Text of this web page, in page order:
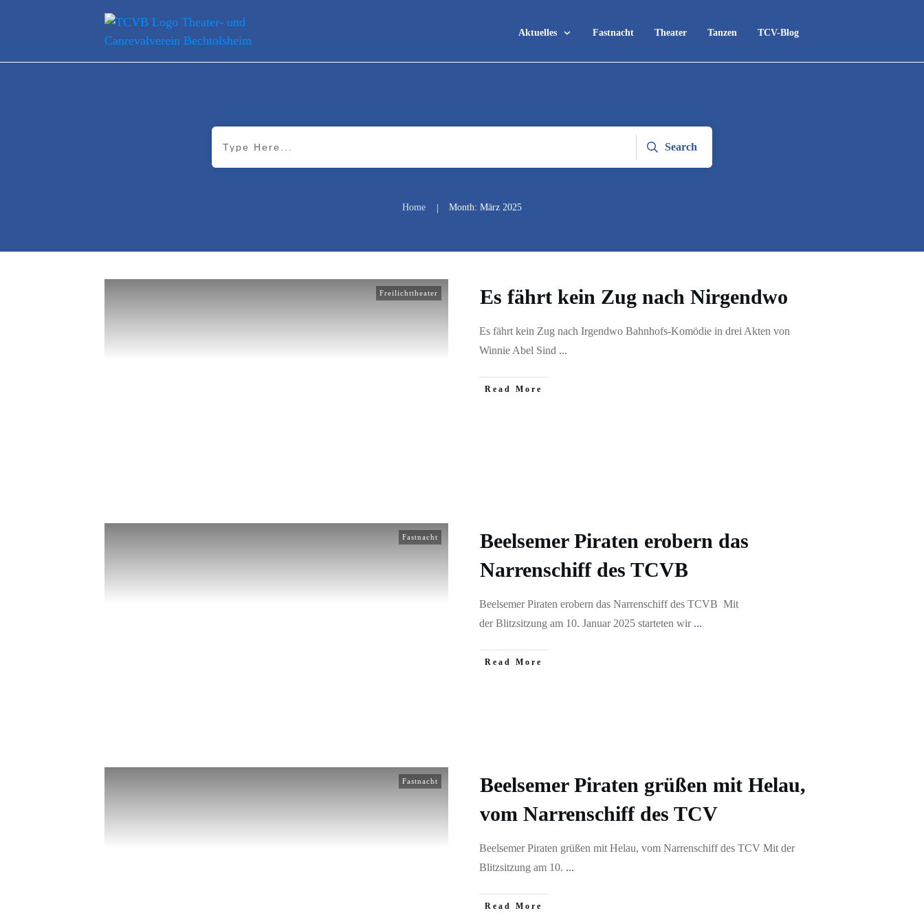
Aktuelles Fastnacht Theater Tanzen TCV-Blog
Search
Home | Month: März 2025
Freilichttheater Es fährt kein Zug nach Nirgendwo
Es fährt kein Zug nach Irgendwo Bahnhofs-Komödie in drei Akten von
Winnie Abel Sind ...
​Read More
Fastnacht
Beelsemer Piraten erobern das
Narrenschiff des TCVB
Beelsemer Piraten erobern das Narrenschiff des TCVB Mit
der Blitzsitzung am 10. Januar 2025 starteten wir ...
​Read More
Fastnacht
Beelsemer Piraten grüßen mit Helau,
vom Narrenschiff des TCV
Beelsemer Piraten grüßen mit Helau, vom Narrenschiff des TCV Mit der
Blitzsitzung am 10. ...
​Read More